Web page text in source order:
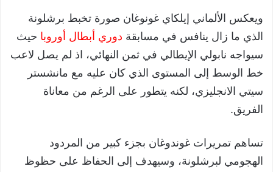
ويعكس الألماني إيلكاي غونوغان صورة تخبط برشلونة
الذي ما زال ينافس في مسابقة دوري أبطال أوروبا حيث
سيواجه نابولي الإيطالي في ثمن النهائي، اذ لم يصل لاعب
خط الوسط إلى المستوى الذي كان عليه مع مانشستر
سيتي الانجليزي، لكنه يتطور على الرغم من معاناة
الفريق.
تساهم تمريرات غوندوغان بجزء كبير من المردود
الهجومي لبرشلونة، وسيهدف إلى الحفاظ على حظوظ